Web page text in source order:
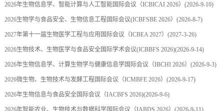
2026年生物信息学、智能计算与人工智能国际会议（ICBICAI 2026） (2026-9-10)
2026生物学与食品安全、生物信息工程国际会议(ICBFSBE 2026） (2026-8-7)
2027年第十一届生物医学工程与应用国际会议（ICBEA 2027） (2027-3-26)
2026生物技术、生物医学与食品安全国际学术会议(ICBBFS 2026)(2026-9-14)
2026年生物信息学、计算生物学与健康信息学国际会议（IBCHI 2026） (2026-9-3)
2026微生物、生物技术与发酵工程国际会议（ICMBFE 2026） (2026-9-17)
2026年生物信息与食品安全国际会议（IACBFS 2026)(2026-9-6)
2026年智能农业、生物技术与数据科学国际会议（IABDS 2026） (2026-9-11)